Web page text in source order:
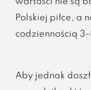
Polskiej piłce, a
codziennością
Aby jednak